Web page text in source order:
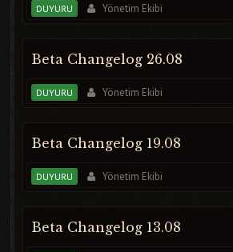
DUYURU Yönetim Ekibi
Beta Changelog 26.08
DUYURU Yönetim Ekibi
Beta Changelog 19.08
DUYURU Yönetim Ekibi
Beta Changelog 13.08